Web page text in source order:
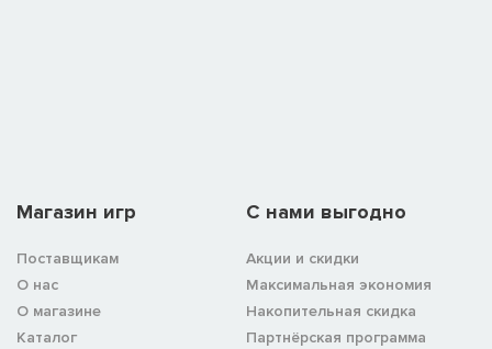
Магазин игр
Поставщикам
О нас
О магазине
Каталог
C нами выгодно
Акции и скидки
Максимальная экономия
Накопительная скидка
Партнёрская программа